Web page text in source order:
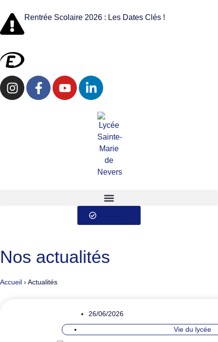
Rentrée Scolaire 2026 : Les Dates Clés !
Nos actualités
Accueil › Actualités
26/06/2026
Vie du lycée